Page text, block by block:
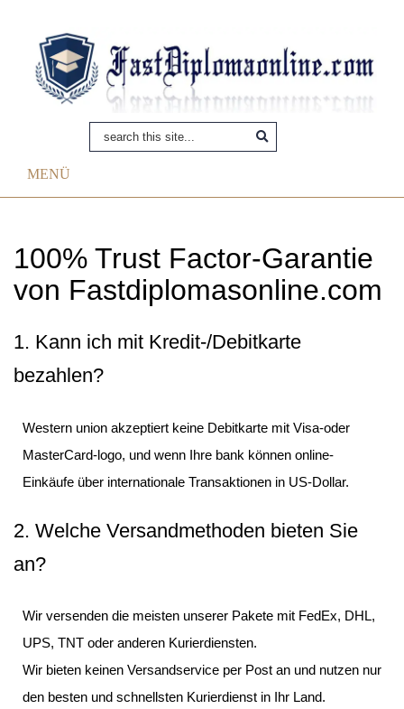
MENÜ
100% Trust Factor-Garantie
von Fastdiplomasonline.com
1. Kann ich mit Kredit-/Debitkarte
bezahlen?
Western union akzeptiert keine Debitkarte mit Visa-oder
MasterCard-logo, und wenn Ihre bank können online-
Einkäufe über internationale Transaktionen in US-Dollar.
2. Welche Versandmethoden bieten Sie
an?
Wir versenden die meisten unserer Pakete mit FedEx, DHL,
UPS, TNT oder anderen Kurierdiensten.
Wir bieten keinen Versandservice per Post an und nutzen nur
den besten und schnellsten Kurierdienst in Ihr Land.